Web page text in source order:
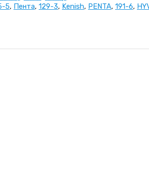
5, Пента, 129-3, Kenish, PENTA, 191-6,